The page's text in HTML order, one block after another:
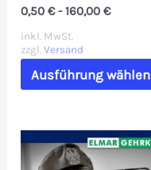
0,50€-160,00€
inkl. MwSt.
zzgl.Versand
Ausführung wählen